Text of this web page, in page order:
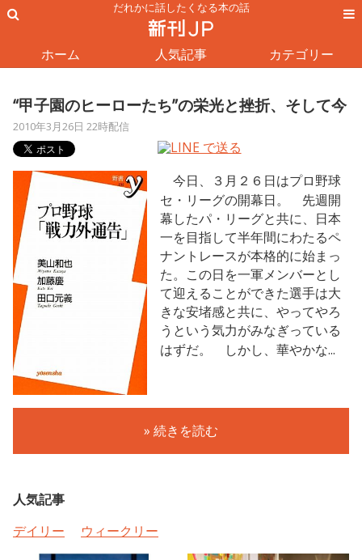
だれかに話したくなる本の話
ホーム 人気記事 カテゴリー
“甲子園のヒーローたち”の栄光と挫折、そして今
2010年3月26日 22時配信
今日、３月２６日はプロ野球
セ・リーグの開幕日。 先週開
幕したパ・リーグと共に、日本
一を目指して半年間にわたるペ
ナントレースが本格的に始まっ
た。この日を一軍メンバーとし
て迎えることができた選手は大
きな安堵感と共に、やってやろ
うという気力がみなぎっている
はずだ。 しかし、華やかな...
» 続きを読む
人気記事
デイリー
ウィークリー